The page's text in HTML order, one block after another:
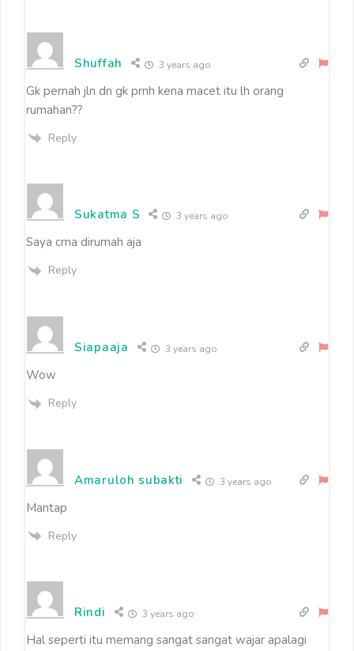
Shuffah 3 years ago
Gk pernah jln dn gk prnh kena macet itu lh orang
rumahan??
Reply
Sukatma S 3 years ago
Saya cma dirumah aja
Reply
Siapaaja 3 years ago
Wow
Reply
Amaruloh subakti 3 years ago
Mantap
Reply
Rindi 3 years ago
Hal seperti itu memang sangat sangat wajar apalagi